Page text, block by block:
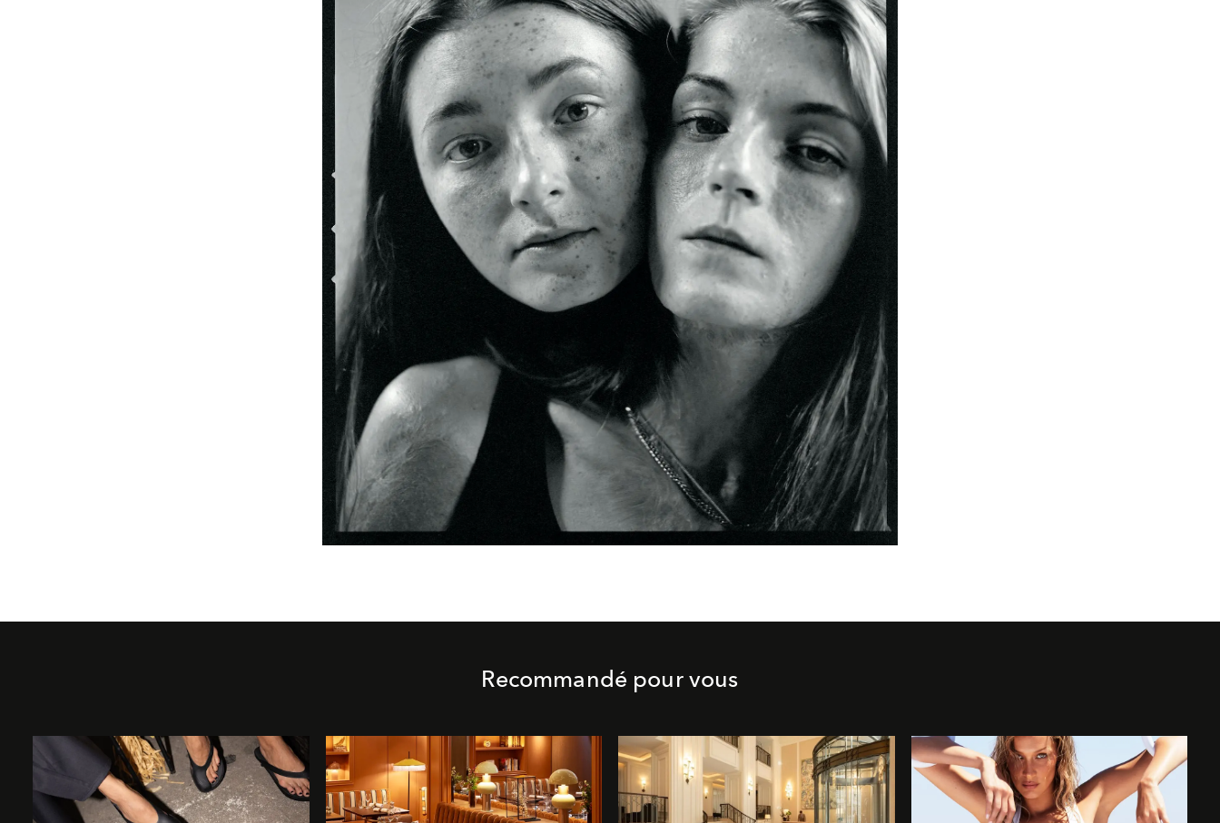
Recommandé pour vous